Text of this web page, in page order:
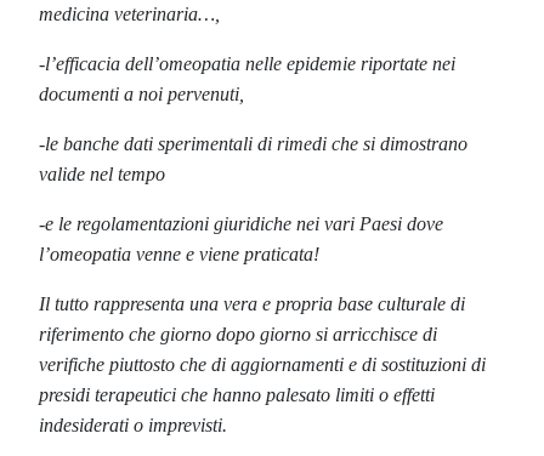
medicina veterinaria…,
-l’efficacia dell’omeopatia nelle epidemie riportate nei
documenti a noi pervenuti,
-le banche dati sperimentali di rimedi che si dimostrano
valide nel tempo
-e le regolamentazioni giuridiche nei vari Paesi dove
l’omeopatia venne e viene praticata!
Il tutto rappresenta una vera e propria base culturale di
riferimento che giorno dopo giorno si arricchisce di
verifiche piuttosto che di aggiornamenti e di sostituzioni di
presidi terapeutici che hanno palesato limiti o effetti
indesiderati o imprevisti.